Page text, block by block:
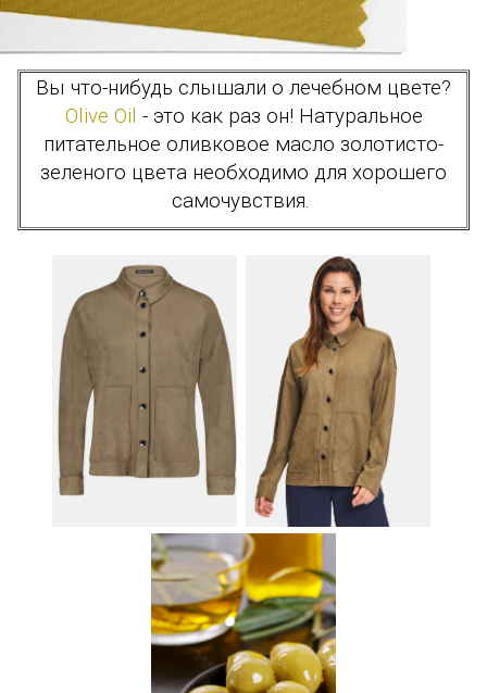
Вы что-нибудь слышали о лечебном цвете?
Olive Oil - это как раз он! Натуральное
питательное оливковое масло золотисто-
зеленого цвета необходимо для хорошего
самочувствия.